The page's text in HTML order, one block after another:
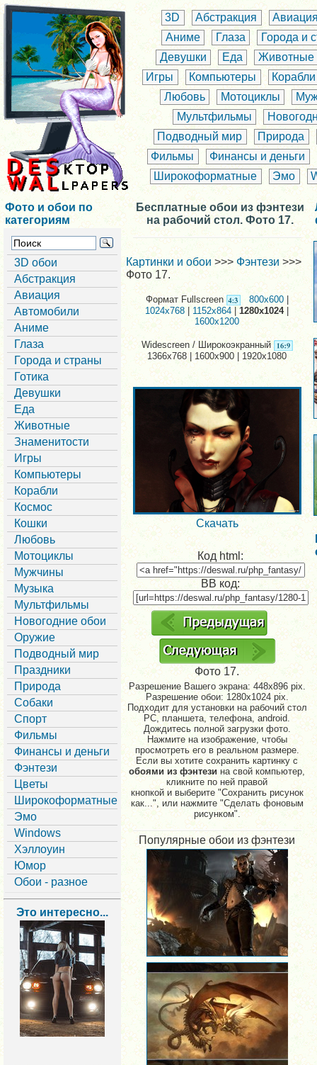
3D Абстракция
Аниме
Глаза
Города и
Девушки
Еда
Животные
Игры
Компьютеры
Корабли
Любовь
Мотоциклы
Мультфильмы
Подводный мир
Природа
Фильмы
Финансы и деньги
Широкоформатные
Эмо
Фото и обои по
категориям
3D обои
Абстракция
Авиация
Автомобили
Аниме
Глаза
Города и страны
Готика
Девушки
Еда
Животные
Знаменитости
Игры
Компьютеры
Корабли
Космос
Кошки
Любовь
Мотоциклы
Мужчины
Музыка
Мультфильмы
Новогодние обои
Оружие
Подводный мир
Праздники
Природа
Собаки
Спорт
Фильмы
Финансы и деньги
Фэнтези
Цветы
Широкоформатные
Эмо
Windows
Хэллоуин
Юмор
Обои - разное
Это интересно...
Бесплатные обои из фэнтези
на рабочий стол. Фото 17.
Картинки и обои >>> Фэнтези >>>
Фото 17.
Формат Fullscreen 800x600
1024x768
1152x864|1280x1024|
1600x1200
Widescreen / Широкоэкранный
1366x768 | 1600x900 | 1920x1080
Скачать
Код html:
BB код:
Фото 17.
Разрешение Вашего экрана: 448x896 pix.
Разрешение обои: 1280x1024 pix.
Подходит для установки на рабочий стол
PC, планшета, телефона, android.
Дождитесь полной загрузки фото.
Нажмите на изображение, чтобы
просмотреть его в реальном размере.
Если вы хотите сохранить картинку с
обоями из фэнтези на свой компьютер,
кликните по ней правой
кнопкой и выберите "Сохранить рисунок
как...", или нажмите "Сделать фоновым
рисунком".
Популярные обои из фэнтези